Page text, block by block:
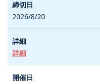
2026/8/20
詳細